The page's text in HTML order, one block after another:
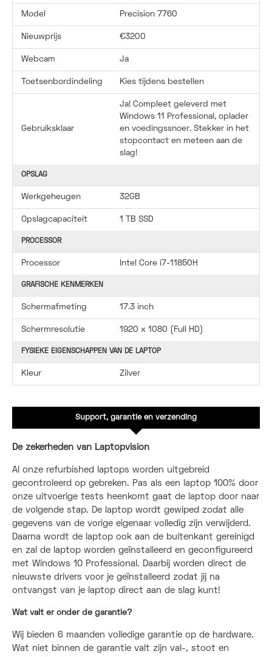
Model Precision 7760
Nieuwprijs €3200
Webcam Ja
Toetsenbordindeling Kies tijdens bestellen
Gebruiksklaar
Ja! Compleet geleverd met
Windows 11 Professional, oplader
en voedingssnoer. Stekker in het
stopcontact en meteen aan de
slag!
OPSLAG
Werkgeheugen 32GB
Opslagcapaciteit 1 TB SSD
PROCESSOR
Processor Intel Core i7-11850H
GRAFISCHE KENMERKEN
Schermafmeting 17.3 inch
Schermresolutie 1920 x 1080 (Full HD)
FYSIEKE EIGENSCHAPPEN VAN DE LAPTOP
Kleur Zilver
Support, garantie en verzending
De zekerheden van Laptopvision
Al onze refurbished laptops worden uitgebreid
gecontroleerd op gebreken. Pas als een laptop 100% door
onze uitvoerige tests heenkomt gaat de laptop door naar
de volgende stap. De laptop wordt gewiped zodat alle
gegevens van de vorige eigenaar volledig zijn verwijderd.
Daarna wordt de laptop ook aan de buitenkant gereinigd
en zal de laptop worden geïnstalleerd en geconfigureerd
met Windows 10 Professional. Daarbij worden direct de
nieuwste drivers voor je geïnstalleerd zodat jij na
ontvangst van je laptop direct aan de slag kunt!
Wat valt er onder de garantie?
Wij bieden 6 maanden volledige garantie op de hardware.
Wat niet binnen de garantie valt zijn val-, stoot en